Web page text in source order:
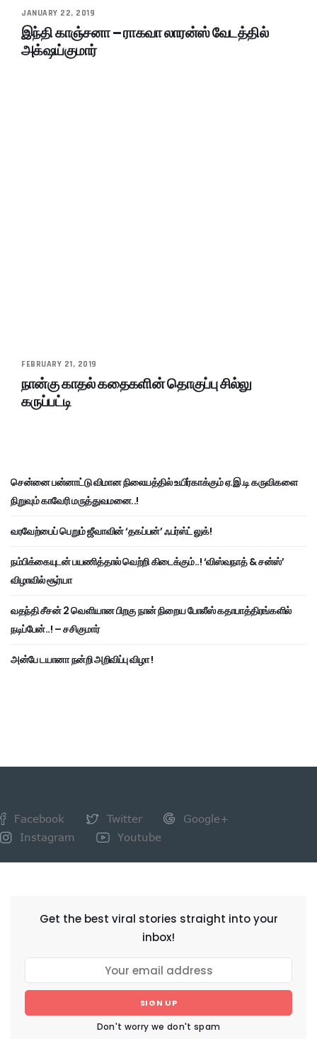
JANUARY 22, 2019
இந்தி காஞ்சனா – ராகவா லாரன்ஸ் வேடத்தில்
அக்‌ஷய்குமார்
FEBRUARY 21, 2019
நான்கு காதல் கதைகளின் தொகுப்பு சில்லு
கருப்பட்டி
சென்னை பன்னாட்டு விமான நிலையத்தில் உயிர்காக்கும் ஏ.இ.டி கருவிகளை
நிறுவும் காவேரி மருத்துவமனை..!
வரவேற்பைப் பெறும் ஜீவாவின் ‘தகப்பன்’ ஃபர்ஸ்ட் லுக்!
நம்பிக்கையுடன் பயணித்தால் வெற்றி கிடைக்கும்..! ‘விஸ்வநாத் & சன்ஸ்’
விழாவில் சூர்யா
வதந்தி சீசன் 2 வெளியான பிறகு நான் நிறைய போலீஸ் கதாபாத்திரங்களில்
நடிப்பேன்..! – சசிகுமார்
அன்பே டயானா நன்றி அறிவிப்பு விழா !
Facebook Twitter
Google+
Instagram
Youtube
Get the best viral stories straight into your
inbox!
SIGN UP
Don't worry we don't spam